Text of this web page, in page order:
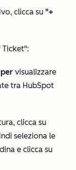
clicca su "+
Ticket":
visualizzare
tra HubSpot
clicca su
seleziona le
e clicca su